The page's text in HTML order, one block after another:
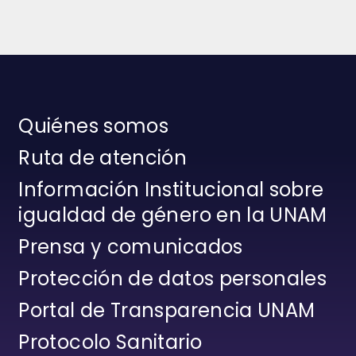
Quiénes somos
Ruta de atención
Información Institucional sobre
igualdad de género en la UNAM
Prensa y comunicados
Protección de datos personales
Portal de Transparencia UNAM
Protocolo Sanitario